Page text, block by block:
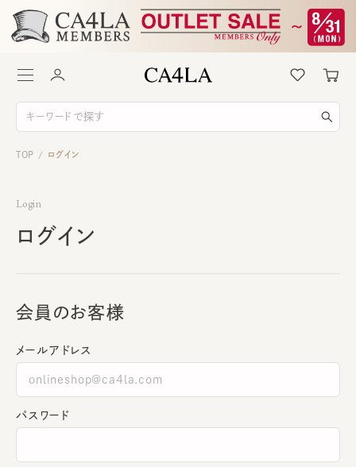
TOP / ログイン
Login
ログイン
会員のお客様
メールアドレス
パスワード